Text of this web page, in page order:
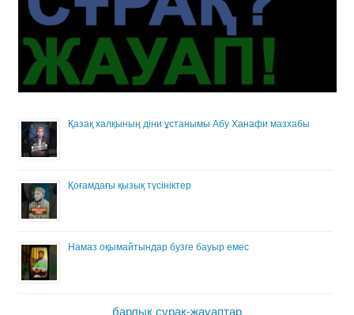
Қазақ халқының діни ұстанымы Абу Ханафи мазхабы
Қоғамдағы қызық түсініктер
Намаз оқымайтындар бузге бауыр емес
барлық сұрақ-жауаптар